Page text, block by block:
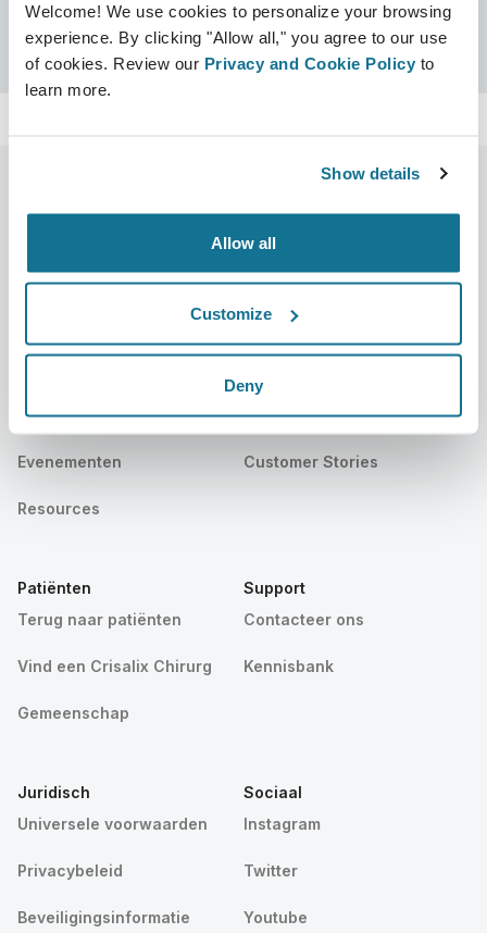
Welcome! We use cookies to personalize your browsing
experience. By clicking "Allow all," you agree to our use
of cookies. Review our Privacy and Cookie Policy to
learn more.
Show details
Allow all
Customize
Deny
Crisalix-gecertificeerd Zoeken
Over ons
Publicaties
Evenementen
Resources
Chirurgen
Terug naar Chirurgen
3D business manager
Patiëntrecensies
Customer Stories
Patiënten
Terug naar patiënten
Vind een Crisalix Chirurg
Gemeenschap
Support
Contacteer ons
Kennisbank
Juridisch
Universele voorwaarden
Privacybeleid
Beveiligingsinformatie
Sociaal
Instagram
Twitter
Youtube